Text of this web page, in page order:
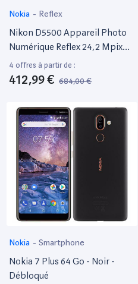
Nokia - Reflex
Nikon D5500 Appareil Photo
Numérique Reflex 24,2 Mpix
Kit Objectif Af-P 18-55 Mm Vr
Noir
4 offres à partir de :
412,99 € 684,00 €
Nokia - Smartphone
Nokia 7 Plus 64 Go - Noir -
Débloqué